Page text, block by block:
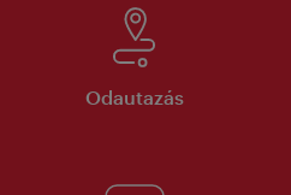
Odautazás